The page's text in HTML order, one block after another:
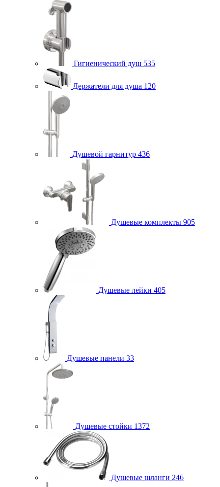
Гигиенический душ 535
Держатели для душа 120
Душевой гарнитур 436
Душевые комплекты 905
Душевые лейки 405
Душевые панели 33
Душевые стойки 1372
Душевые шланги 246